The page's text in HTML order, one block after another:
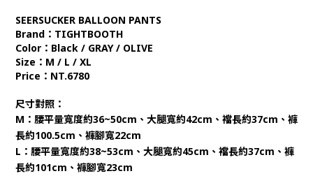
SEERSUCKER BALLOON PANTS
Brand：TIGHTBOOTH
Color：Black / GRAY / OLIVE
Size：M / L / XL
Price：NT.6780
尺寸對照：
M：腰平量寬度約36~50cm、大腿寬約42cm、襠長約37cm、褲
長約100.5cm、褲腳寬22cm
L：腰平量寬度約38~53cm、大腿寬約45cm、襠長約37cm、褲
長約101cm、褲腳寬23cm